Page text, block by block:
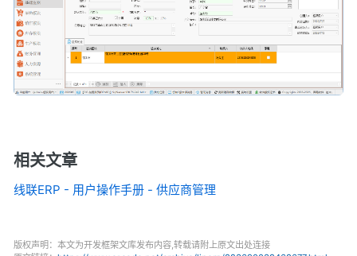
相关文章
线联ERP - 用户操作手册 - 供应商管理
版权声明：本文为开发框架文库发布内容,转载请附上原文出处连接